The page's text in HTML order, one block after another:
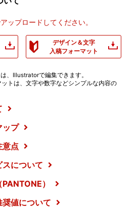
ップロードしてください。
デザイン＆文字
入稿フォーマット
、Illustratorで編集できます。
トは、文字や数字などシンプルな内容の
ップ
意点
について
）
値について